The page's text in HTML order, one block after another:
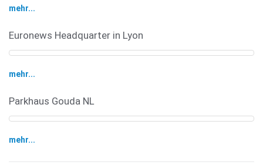
mehr...
Euronews Headquarter in Lyon
mehr...
Parkhaus Gouda NL
mehr...